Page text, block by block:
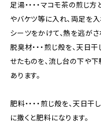
足湯・・・・マコモ茶の煎じ
やバケツ等に入れ、両足を
シーツをかけて、熱を逃がさ
脱臭材・・・煎じ殻を、天日
せたものを、流し台の下や
あります。
肥料・・・・煎じ殻を、天日
に撒くと肥料になります。